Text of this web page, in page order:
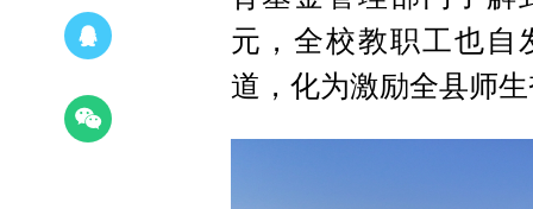
元，全校教职工也自
道，化为激励全县师